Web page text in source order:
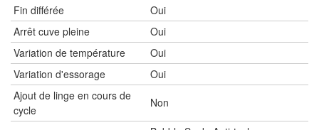
Fin différée
Oui
Arrêt cuve pleine
Oui
Variation de température
Oui
Variation d'essorage
Oui
Ajout de linge en cours de
cycle
Non